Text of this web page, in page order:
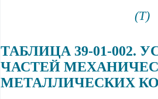
(Т)
ТАБЛИЦА 39-01-002.
ЧАСТЕЙ
МЕТАЛЛИЧЕСКИХ